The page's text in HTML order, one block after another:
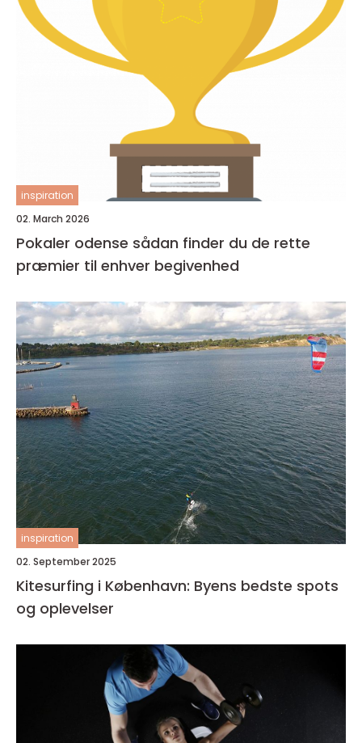
inspiration
02. March 2026
Pokaler odense sådan finder du de rette
præmier til enhver begivenhed
inspiration
02. September 2025
Kitesurfing i København: Byens bedste spots
og oplevelser